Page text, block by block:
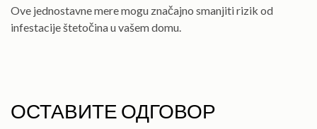
Ove jednostavne mere mogu značajno smanjiti rizik od
infestacije štetočina u vašem domu.
ОСТАВИТЕ ОДГОВОР